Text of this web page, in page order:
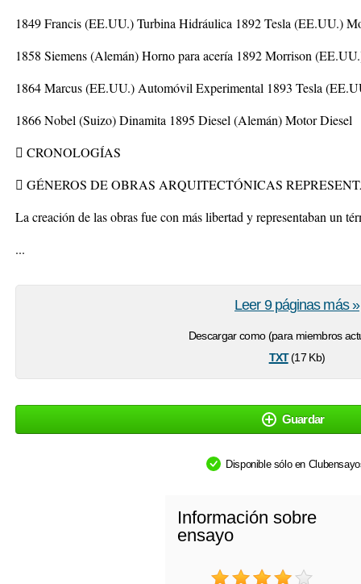
1849 Francis (EE.UU.) Turbina Hidráulica 1892 Tesla (EE.UU.)
1858 Siemens (Alemán) Horno para acería 1892 Morrison
1864 Marcus (EE.UU.) Automóvil Experimental 1893 Tesla
1866 Nobel (Suizo) Dinamita 1895 Diesel (Alemán) Motor Diesel
 CRONOLOGÍAS
 GÉNEROS DE OBRAS ARQUITECTÓNICAS
La creación de las obras fue con más libertad y representaban un
...
Descargar como (para miembros
txt(17 Kb)
Leer 9 páginas más »
Guardar
Disponible sólo en
Información sobre
ensayo